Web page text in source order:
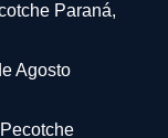
Paraná,
Agosto